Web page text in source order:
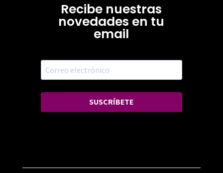
Recibe nuestras
novedades en tu
email
SUSCRÍBETE